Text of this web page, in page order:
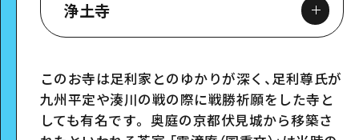
浄土寺
Google Maps
このお寺は足利家とのゆかりが深く、足利尊氏が
九州平定や湊川の戦の際に戦勝祈願をした寺と
しても有名です。 奥庭の京都伏見城から移築さ